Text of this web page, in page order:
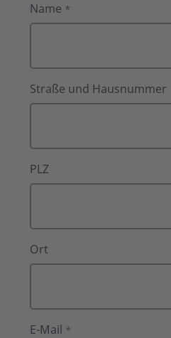
Name *
Straße und Hausnummer
PLZ
Ort
E-Mail *